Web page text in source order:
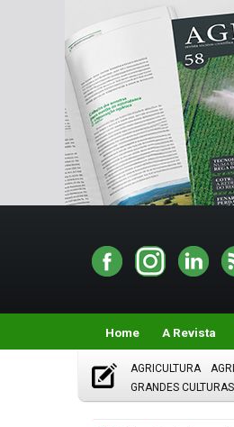
Home A Revista
AGRICULTURA
GRANDES CULTURAS